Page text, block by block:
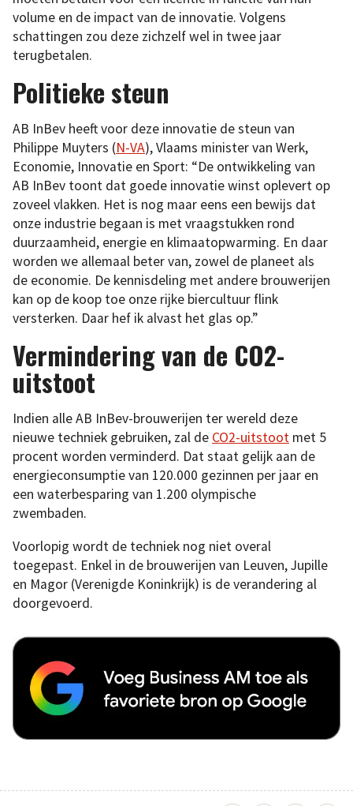
volume en de impact van de innovatie. Volgens
schattingen zou deze zichzelf wel in twee jaar
terugbetalen.
Politieke steun
AB InBev heeft voor deze innovatie de steun van
Philippe Muyters (N-VA), Vlaams minister van Werk,
Economie, Innovatie en Sport: “De ontwikkeling van
AB InBev toont dat goede innovatie winst oplevert op
zoveel vlakken. Het is nog maar eens een bewijs dat
onze industrie begaan is met vraagstukken rond
duurzaamheid, energie en klimaatopwarming. En daar
worden we allemaal beter van, zowel de planeet als
de economie. De kennisdeling met andere brouwerijen
kan op de koop toe onze rijke biercultuur flink
versterken. Daar hef ik alvast het glas op.”
Vermindering van de CO2-
uitstoot
Indien alle AB InBev-brouwerijen ter wereld deze
nieuwe techniek gebruiken, zal de CO2-uitstoot met 5
procent worden verminderd. Dat staat gelijk aan de
energieconsumptie van 120.000 gezinnen per jaar en
een waterbesparing van 1.200 olympische
zwembaden.
Voorlopig wordt de techniek nog niet overal
toegepast. Enkel in de brouwerijen van Leuven, Jupille
en Magor (Verenigde Koninkrijk) is de verandering al
doorgevoerd.